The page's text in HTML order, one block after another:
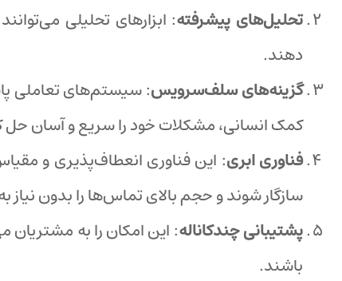
تحلیل‌های پیشرفته: ابزارهای تحلیلی
دهند.
گزینه‌های سلف‌سرویس
کمک انسانی، مشکلات خود را سریع و آسان حل
فناوری ابری: این فناوری انعطاف‌پذیری و
سازگار شوند و حجم بالای تماس‌ها را بدون
پشتیبانی چندکاناله: این امکان را به
باشند.